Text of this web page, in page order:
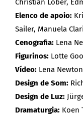
Christian Löber,
Elenco de apoio:
Sailer, Manuela
Cenografia: Lena
Figurinos: Lotte
Vídeo: Lena
Design de Som:
Design de Luz:
Dramaturgia: Koen